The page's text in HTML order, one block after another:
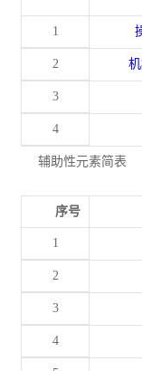
1
2
3
4
辅助性元素简表
序号
1
2
3
4